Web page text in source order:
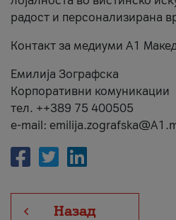
радост и персонализирана
Контакт за медиуми А1
Емилија Зографска
Корпоративни комуникации
тел. ++389 75 400505
e-mail:
Назад